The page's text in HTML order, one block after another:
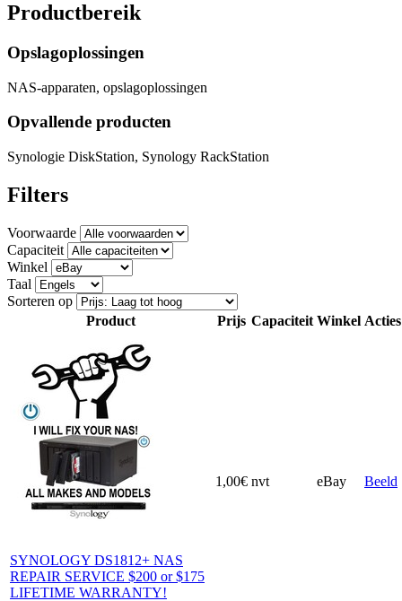
Productbereik
Opslagoplossingen
NAS-apparaten, opslagoplossingen
Opvallende producten
Synologie DiskStation, Synology RackStation
Filters
Voorwaarde
Capaciteit
Winkel
Taal
Sorteren op
Product
Prijs Capaciteit Winkel Acties
SYNOLOGY DS1812+ NAS
REPAIR SERVICE $200 or $175
LIFETIME WARRANTY!
1,00€ nvt eBay Beeld